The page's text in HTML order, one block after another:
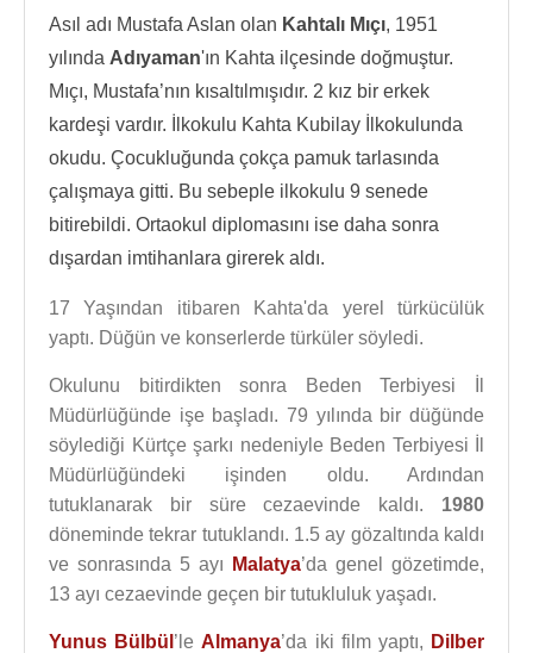
Asıl adı Mustafa Aslan olan Kahtalı Mıçı, 1951
yılında Adıyaman'ın Kahta ilçesinde doğmuştur.
Mıçı, Mustafa’nın kısaltılmışıdır. 2 kız bir erkek
kardeşi vardır. İlkokulu Kahta Kubilay İlkokulunda
okudu. Çocukluğunda çokça pamuk tarlasında
çalışmaya gitti. Bu sebeple ilkokulu 9 senede
bitirebildi. Ortaokul diplomasını ise daha sonra
dışardan imtihanlara girerek aldı.
17 Yaşından itibaren Kahta'da yerel türkücülük
yaptı. Düğün ve konserlerde türküler söyledi.
Okulunu bitirdikten sonra Beden Terbiyesi İl
Müdürlüğünde işe başladı. 79 yılında bir düğünde
söylediği Kürtçe şarkı nedeniyle Beden Terbiyesi İl
Müdürlüğündeki işinden oldu. Ardından
tutuklanarak bir süre cezaevinde kaldı. 1980
döneminde tekrar tutuklandı. 1.5 ay gözaltında kaldı
ve sonrasında 5 ayı
Malatya’da genel gözetimde,
13 ayı cezaevinde geçen bir tutukluluk yaşadı.
Yunus Bülbül ’leAlmanya’da iki film yaptı, Dilber